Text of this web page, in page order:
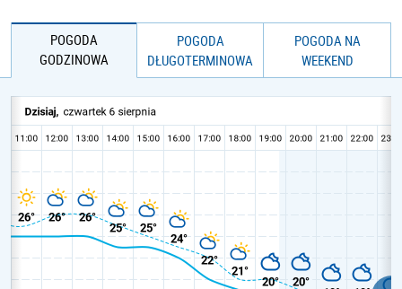
POGODA
GODZINOWA
POGODA
DŁUGOTERMINOWA
POGODA NA
WEEKEND